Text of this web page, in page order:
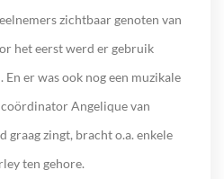
zichtbaar genoten van
het eerst werd er gebruik
er was ook nog een muzikale
Angelique van
graag zingt, bracht o.a. enkele
ten gehore.